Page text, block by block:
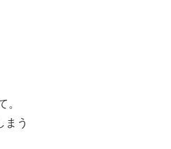
。
まう